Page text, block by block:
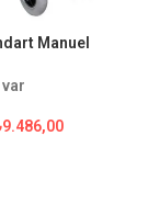
Manuel
9.486,00